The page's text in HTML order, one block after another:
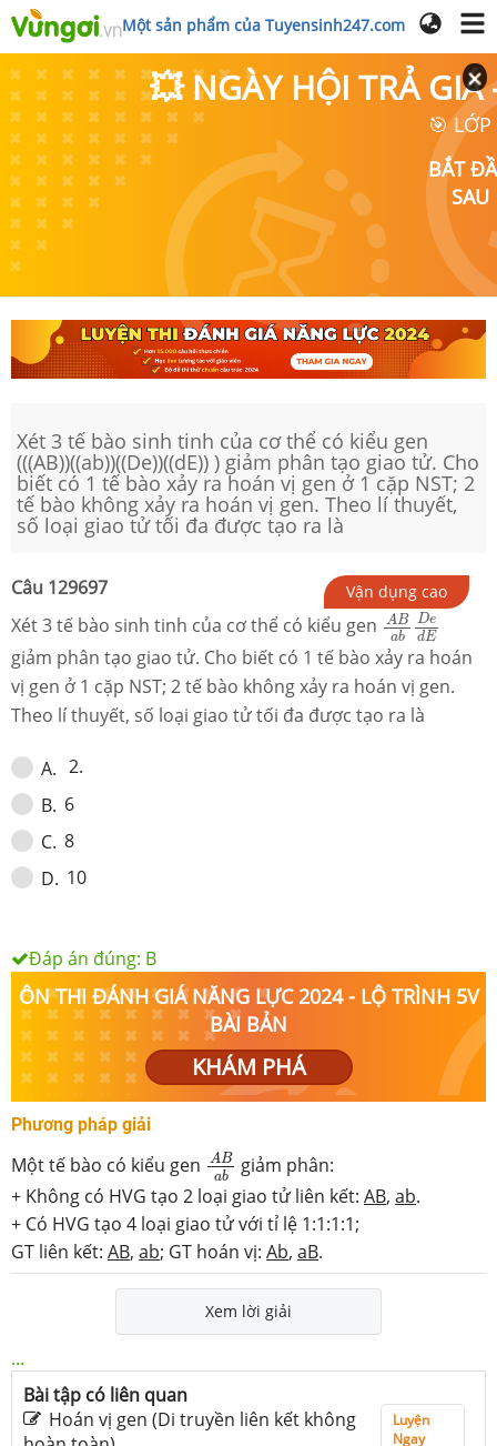
Một sản phẩm của Tuyensinh247.com
💥 NGÀY HỘI TRẢ GIÁ
🎯
BẮT
SAU
Xét 3 tế bào sinh tinh của cơ thể có kiểu gen
(((AB))((ab))((De))((dE)) ) giảm phân tạo giao tử. Cho
biết có 1 tế bào xảy ra hoán vị gen ở 1 cặp NST; 2
tế bào không xảy ra hoán vị gen. Theo lí thuyết,
số loại giao tử tối đa được tạo ra là
Câu 129697 Vận dụng cao
Xét 3 tế bào sinh tinh của cơ thể có kiểu gen A B
ab
De
dE
ABabDed
giảm phân tạo giao tử. Cho biết có 1 tế bào xảy ra hoán
vị gen ở 1 cặp NST; 2 tế bào không xảy ra hoán vị gen.
Theo lí thuyết, số loại giao tử tối đa được tạo ra là
A. 2.
B. 6
C. 8
D. 10
Đáp án đúng: B
ÔN THI ĐÁNH GIÁ NĂNG LỰC 2024 - LỘ TRÌNH 5V
BÀI BẢN
KHÁM PHÁ
Phương pháp giải
Một tế bào có kiểu gen AB
ab
ABa b
giảm phân:
+ Không có HVG tạo 2 loại giao tử liên kết: AB, ab.
+ Có HVG tạo 4 loại giao tử với tỉ lệ 1:1:1:1;
GT liên kết: AB, ab; GT hoán vị: Ab, aB.
Xem lời giải
...
Bài tập có liên quan
Hoán vị gen (Di truyền liên kết không
Luyện
Ngay